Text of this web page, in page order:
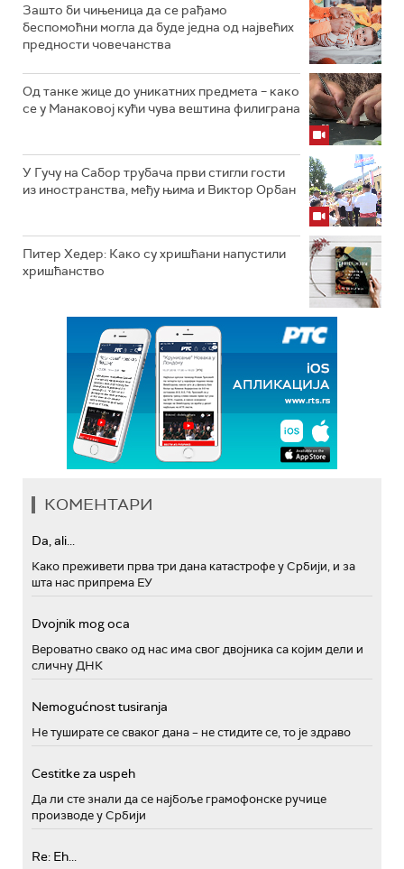
Зашто би чињеница да се рађамо
беспомоћни могла да буде једна од највећих
предности човечанства
Од танке жице до уникатних предмета – како
се у Манаковој кући чува вештина филиграна
У Гучу на Сабор трубача први стигли гости
из иностранства, међу њима и Виктор Орбан
Питер Хедер: Како су хришћани напустили
хришћанство
КОМЕНТАРИ
Da, ali...
Како преживети прва три дана катастрофе у Србији, и за
шта нас припрема ЕУ
Dvojnik mog oca
Вероватно свако од нас има свог двојника са којим дели и
сличну ДНК
Nemogućnost tusiranja
Не туширате се сваког дана – не стидите се, то је здраво
Cestitke za uspeh
Да ли сте знали да се најбоље грамофонске ручице
производе у Србији
Re: Eh...